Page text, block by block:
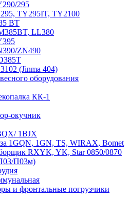
295
TY295IT, TY2100
BT
LL380
ZN490
(Jinma 404)
оборудования
КК-1
окучник
1BJX
1GQN, 1GN, TS, WIRAX, Bomet
RXYK, YK, Star 0850/0870
П03м)
и фронтальные погрузчики